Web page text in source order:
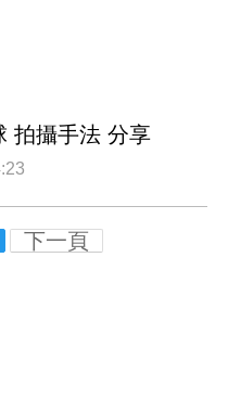
拍攝手法 分享
下一頁